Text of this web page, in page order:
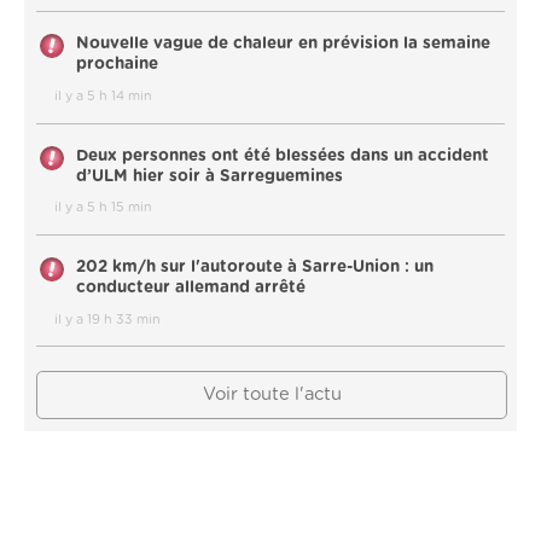
Nouvelle vague de chaleur en prévision la semaine
prochaine
il y a 5 h 14 min
Deux personnes ont été blessées dans un accident
d’ULM hier soir à Sarreguemines
il y a 5 h 15 min
202 km/h sur l'autoroute à Sarre-Union : un
conducteur allemand arrêté
il y a 19 h 33 min
Voir toute l'actu